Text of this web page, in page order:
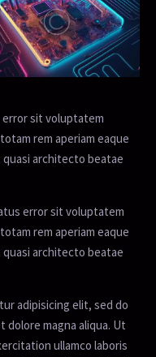
sit voluptatem
rem aperiam eaque
architecto beatae
error sit voluptatem
rem aperiam eaque
architecto beatae
adipisicing elit, sed do
magna aliqua. Ut
ullamco laboris